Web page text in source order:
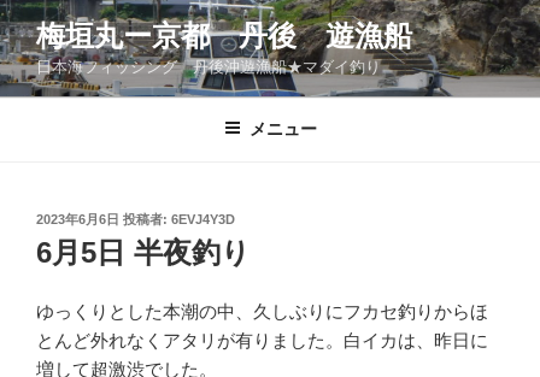
コ
ン
テ
ン
梅垣丸ー京都 丹後 遊漁船
日本海フィッシング 丹後沖遊漁船★マダイ釣り
メニュー
投
稿
日:
2023年6月6日 投稿者: 6EVJ4Y3D
6月5日 半夜釣り
ゆっくりとした本潮の中、久しぶりにフカセ釣りからほ
とんど外れなくアタリが有りました。白イカは、昨日に
増して超激渋でした。